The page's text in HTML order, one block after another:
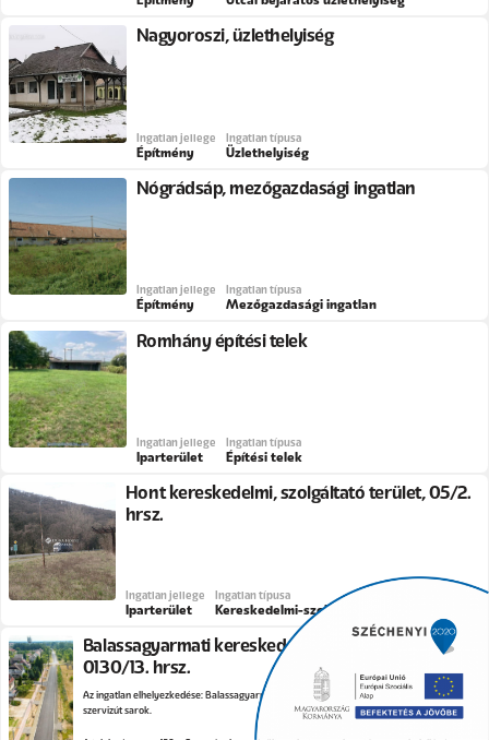
Nagyoroszi, üzlethelyiség
Ingatlan jellege
Építmény
Ingatlan típusa
Üzlethelyiség
Nógrádsáp, mezőgazdasági ingatlan
Ingatlan jellege
Építmény
Ingatlan típusa
Mezőgazdasági ingatlan
Romhány építési telek
Ingatlan jellege
Iparterület
Ingatlan típusa
Építési telek
Hont kereskedelmi, szolgáltató terület, 05/2.
hrsz.
Ingatlan jellege
Iparterület
Ingatlan típusa
Kereskedelmi-szolgáltató terület
Balassagyarmati kereskedelmi-szolgáltató terület,
0130/13. hrsz.
Az ingatlan elhelyezkedése: Balassagyarmat, Határőr utca-Batthyány utca-nyírjesi
szervizút sarok.